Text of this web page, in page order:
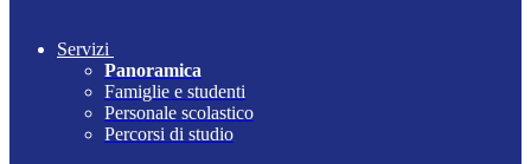
Servizi
Panoramica
Famiglie e studenti
Personale scolastico
Percorsi di studio